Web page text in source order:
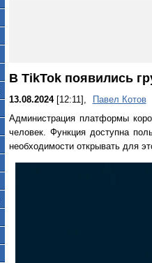
В TikTok появились
13.08.2024[12:11],
Павел Котов
Администрация платформы
человек. Функция доступна
необходимости открывать для